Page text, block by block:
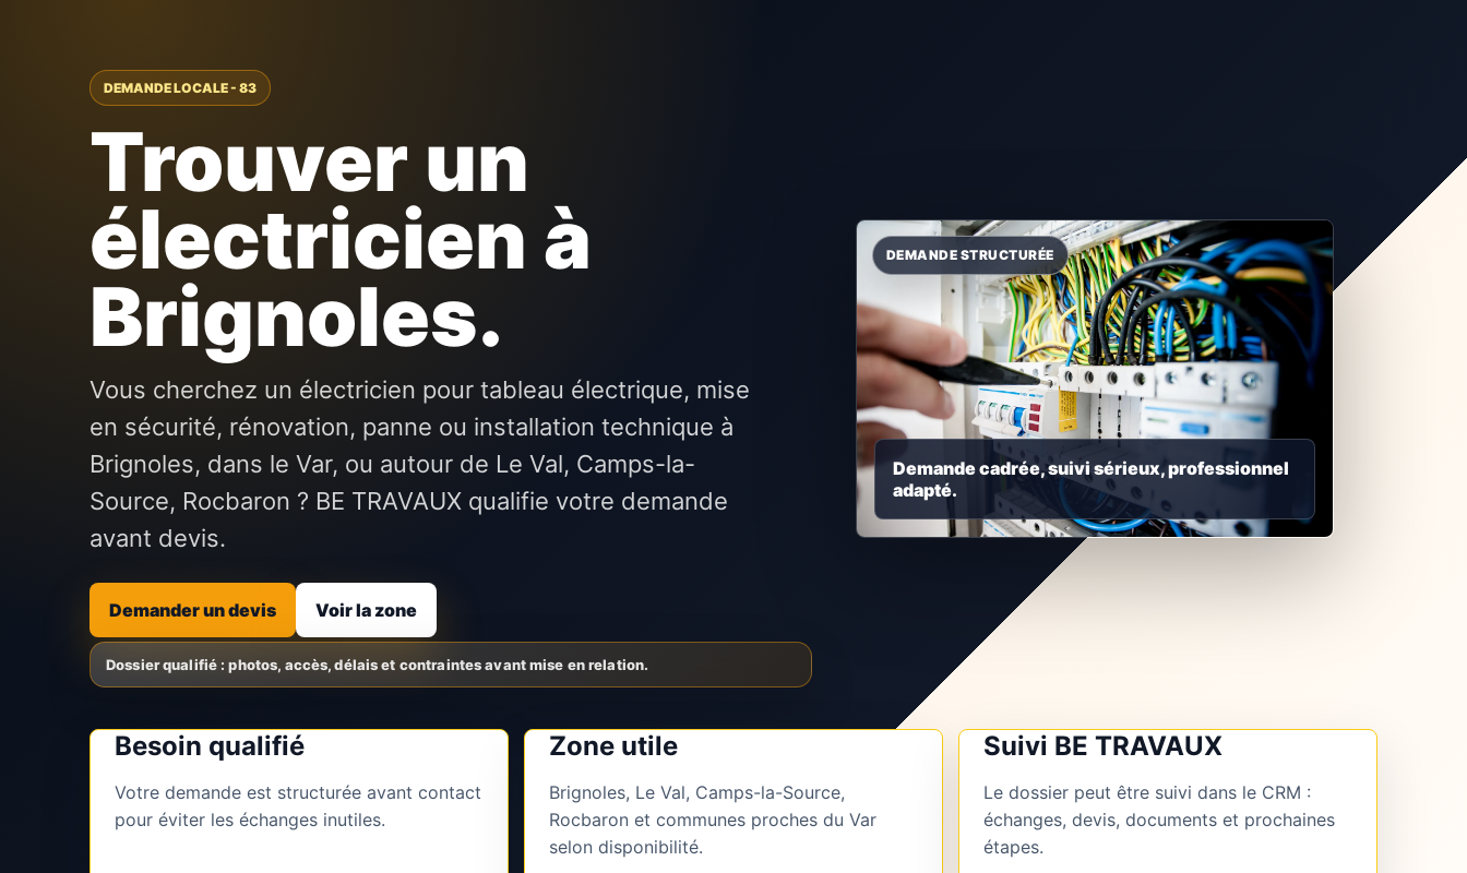
DEMANDE LOCALE - 83
Trouver un
électricien à
Brignoles.
Vous cherchez un électricien pour tableau électrique, mise
en sécurité, rénovation, panne ou installation technique à
Brignoles, dans le Var, ou autour de Le Val, Camps-la-
Source, Rocbaron ? BE TRAVAUX qualifie votre demande
avant devis.
Demander un devis Voir la zone
Demande cadrée, suivi sérieux, professionnel
adapté.
Besoin qualifié
Votre demande est structurée avant contact
pour éviter les échanges inutiles.
Zone utile
Brignoles, Le Val, Camps-la-Source,
Rocbaron et communes proches du Var
selon disponibilité.
Suivi BE TRAVAUX
Le dossier peut être suivi dans le CRM :
échanges, devis, documents et prochaines
étapes.